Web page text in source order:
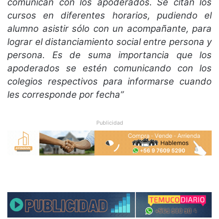
cursos en diferentes horarios, pudiendo el
alumno asistir sólo con un acompañante, para
lograr el distanciamiento social entre persona y
persona. Es de suma importancia que los
apoderados se estén comunicando con los
colegios respectivos para informarse cuando
les corresponde por fecha”
Publicidad